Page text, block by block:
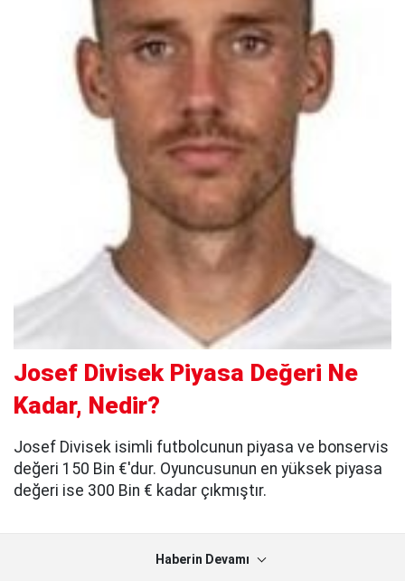
Josef Divisek Piyasa Değeri Ne
Kadar, Nedir?
Josef Divisek isimli futbolcunun piyasa ve bonservis
değeri 150 Bin €'dur. Oyuncusunun en yüksek piyasa
değeri ise 300 Bin € kadar çıkmıştır.
Haberin Devamı